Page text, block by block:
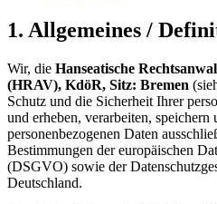
1. Allgemeines /
Wir, die Hanseatische
(HRAV), KdöR, Sitz: Bremen
Schutz und die Sicherheit Ihrer
und erheben, verarbeiten, speichern
personenbezogenen Daten
Bestimmungen der europäischen
(DSGVO) sowie der
Deutschland.